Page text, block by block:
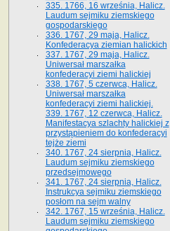
335. 1766, 16 września, Halicz.
Laudum sejmiku ziemskiego
gospodarskiego
336. 1767, 29 maja, Halicz.
Konfederacya ziemian halickich
337. 1767, 29 maja, Halicz.
Uniwersał marszałka
konfederacyi ziemi halickiej
338. 1767, 5 czerwca, Halicz.
Uniwersał marszałka
konfederacyi ziemi halickiej.
339. 1767, 12 czerwca, Halicz.
Manifestacya szlachty halickiej z
przystąpieniem do konfederacyi
tejże ziemi
340. 1767, 24 sierpnia, Halicz.
Laudum sejmiku ziemskiego
przedsejmowego
341. 1767, 24 sierpnia, Halicz.
Instrukcya sejmiku ziemskiego
posłom na sejm walny
342. 1767, 15 września, Halicz.
Laudum sejmiku ziemskiego